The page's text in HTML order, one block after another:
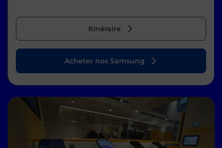
Itinéraire
Acheter nos Samsung